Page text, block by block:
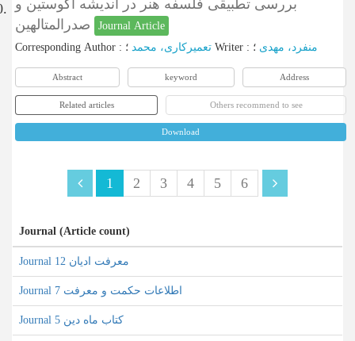
بررسی تطبیقی فلسفه هنر در اندیشه آگوستین و
Journal Article
Corresponding Author : تعمیرکاری، محمد Writer : منفرد، مهدی ؛
Abstract keyword Address
Related articles Others recommend to see
Download
1 2 3 4 5 6
Journal (Article count)
Journal معرفت ادیان 12
Journal اطلاعات حکمت و معرفت 7
Journal کتاب ماه دین 5